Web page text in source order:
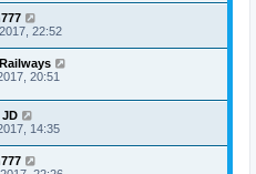
22:52
20:51
14:35